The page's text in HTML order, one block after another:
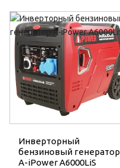
Инверторный
бензиновый генератор
A-iPower A6000LiS